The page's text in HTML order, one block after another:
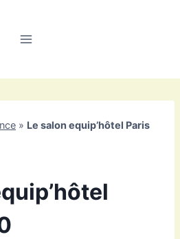
» Le salon equip’hôtel Paris